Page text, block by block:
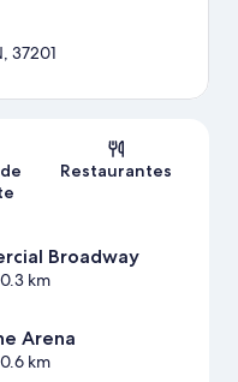
37201
Restaurantes
Broadway
km
Arena
km